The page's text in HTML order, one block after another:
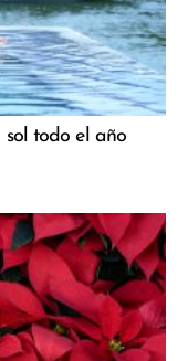
sol todo el año